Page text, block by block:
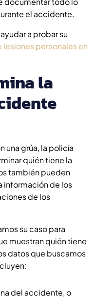
el accidente.
a probar su
personales en
la
una grúa, la policía
quién tiene la
también pueden
información de los
de los
su caso para
muestran quién tiene
datos que buscamos
del accidente, o